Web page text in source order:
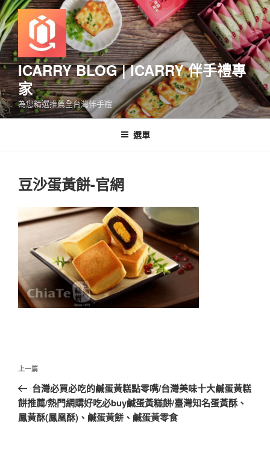
跳
至
主
要
內
容
ICARRY BLOG | ICARRY 伴手禮專
家
為您精選推薦全台灣伴手禮
選單
豆沙蛋黃餅-官網
文
導
覽
上
一
篇
文
上一篇
台灣必買必吃的鹹蛋黃糕點零嘴/台灣美味十大鹹蛋黃糕
餅推薦/熱門網購好吃必buy鹹蛋黃糕餅/臺灣知名蛋黃酥、
鳳黃酥(鳳凰酥)、鹹蛋黃餅、鹹蛋黃零食